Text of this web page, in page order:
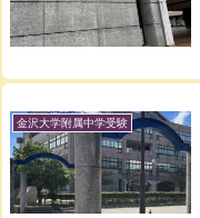
金沢大学附属中学受験